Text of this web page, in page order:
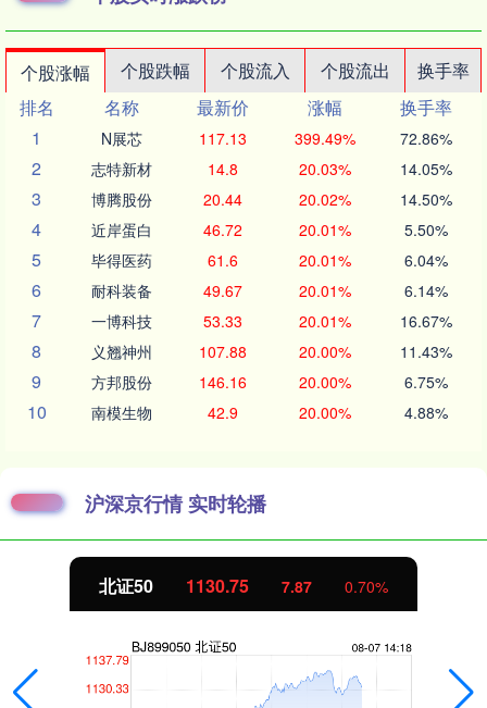
个股涨幅 个股跌幅 个股流入 个股流出
换手率
排名
名称 最新价 涨幅
换手率
1
N展芯 117.13 399.49% 72.86%
2 志特新材 14.8 20.03% 14.05%
3 博腾股份 20.44 20.02% 14.50%
4 近岸蛋白 46.72 20.01% 5.50%
5 毕得医药 61.6 20.01% 6.04%
6 耐科装备 49.67 20.01% 6.14%
7 一博科技 53.33 20.01% 16.67%
8 义翘神州 107.88 20.00% 11.43%
9 方邦股份 146.16 20.00% 6.75%
10 南模生物 42.9 20.00% 4.88%
沪深京行情 实时轮播
北证50 1130.80 7.92 0.71%